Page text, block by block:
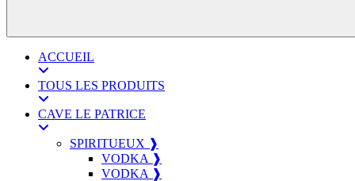
ACCUEIL
TOUS LES PRODUITS
CAVE LE PATRICE
SPIRITUEUX ❱
VODKA ❱
VODKA ❱